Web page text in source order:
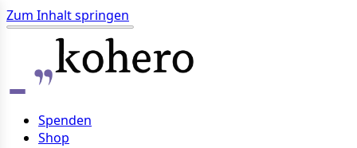
Zum Inhalt springen
Spenden
Shop